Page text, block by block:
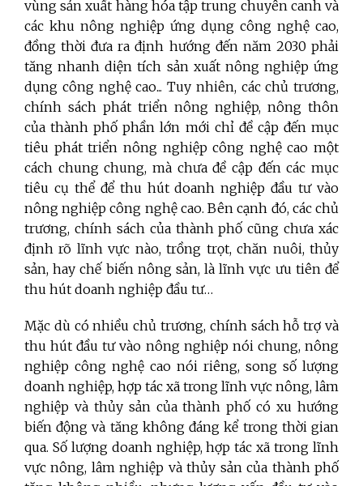
vùng sản xuất hàng hóa tập trung chuyên canh và
các khu nông nghiệp ứng dụng công nghệ cao,
đồng thời đưa ra định hướng đến năm 2030 phải
tăng nhanh diện tích sản xuất nông nghiệp ứng
dụng công nghệ cao... Tuy nhiên, các chủ trương,
chính sách phát triển nông nghiệp, nông thôn
của thành phố phần lớn mới chỉ đề cập đến mục
tiêu phát triển nông nghiệp công nghệ cao một
cách chung chung, mà chưa đề cập đến các mục
tiêu cụ thể để thu hút doanh nghiệp đầu tư vào
nông nghiệp công nghệ cao. Bên cạnh đó, các chủ
trương, chính sách của thành phố cũng chưa xác
định rõ lĩnh vực nào, trồng trọt, chăn nuôi, thủy
sản, hay chế biến nông sản, là lĩnh vực ưu tiên để
thu hút doanh nghiệp đầu tư…
Mặc dù có nhiều chủ trương, chính sách hỗ trợ và
thu hút đầu tư vào nông nghiệp nói chung, nông
nghiệp công nghệ cao nói riêng, song số lượng
doanh nghiệp, hợp tác xã trong lĩnh vực nông, lâm
nghiệp và thủy sản của thành phố có xu hướng
biến động và tăng không đáng kể trong thời gian
qua. Số lượng doanh nghiệp, hợp tác xã trong lĩnh
vực nông, lâm nghiệp và thủy sản của thành phố